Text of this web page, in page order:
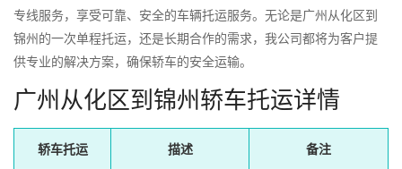
专线服务，享受可靠、安全的车辆托运服务。无论是广州从化区到
锦州的一次单程托运，还是长期合作的需求，我公司都将为客户提
供专业的解决方案，确保轿车的安全运输。
广州从化区到锦州轿车托运详情
轿车托运 描述 备注